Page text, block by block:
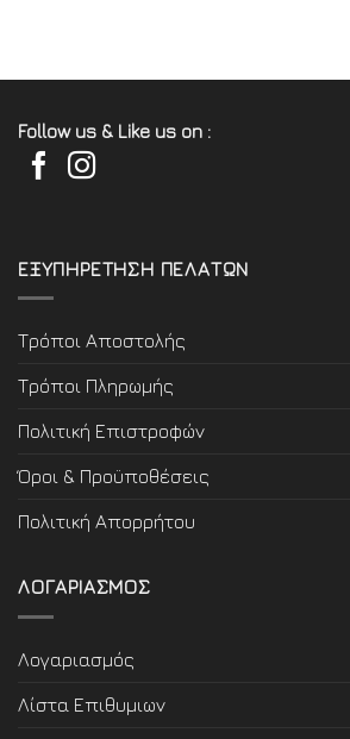
Follow us & Like us on :
ΕΞΥΠΗΡΕΤΗΣΗ ΠΕΛΑΤΩΝ
Τρόποι Αποστολής
Τρόποι Πληρωμής
Πολιτική Επιστροφών
Όροι & Προϋποθέσεις
Πολιτική Απορρήτου
ΛΟΓΑΡΙΑΣΜΟΣ
Λογαριασμός
Λίστα Επιθυμιων